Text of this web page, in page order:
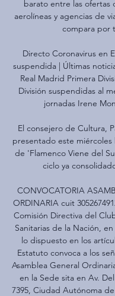
barato entre las ofertas
aerolíneas y agencias de
compara por
Directo Coronavirus en
suspendida | Últimas
Real Madrid Primera
División suspendidas al
jornadas Irene
El consejero de Cultura,
presentado este miércoles
de 'Flamenco Viene del
ciclo ya
CONVOCATORIA
ORDINARIA cuit
Comisión Directiva del
Sanitarias de la Nación,
lo dispuesto en los
Estatuto convoca a los
Asamblea General
en la Sede sita en Av.
7395, Ciudad Autónoma